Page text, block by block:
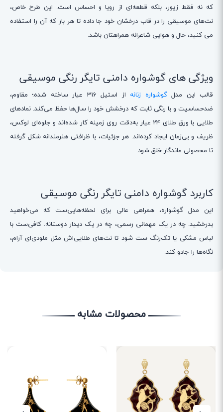
که نه فقط زیور، بلکه قطعه‌ای از رویا و احساس است. این طرح خاص،
نت‌های موسیقی را در قاب درخشان خود جا داده تا هر بار که آن را استفاده
می کنید، حال و هوایی شاعرانه همراهتان باشد.
ویژگی های گوشواره دامنی تایگر رنگی موسیقی
قالب این مدلگوشواره زنانه
از استیل 316 عیار ساخته شده؛ مقاوم،
ضدحساسیت و با رنگی ثابت که درخشش خود را سال‌ها حفظ می‌کند. نمادهای
طلایی با ورق طلای 24 عیار به‌دقت روی زمینه کار شده‌اند و جلوه‌ای لوکس،
ظریف و بی‌زمان ایجاد کرده‌اند. هر جزئیات، با ظرافتی هنرمندانه شکل گرفته
تا محصولی ماندگار خلق شود.
کاربرد گوشواره دامنی تایگر رنگی موسیقی
این مدل گوشواره، همراهی عالی برای لحظه‌هایی‌ست که می‌خواهید
بدرخشید. چه در یک مهمانی رسمی، چه در یک دیدار دوستانه. کافی‌ست با
لباس مشکی یا تک‌رنگ ست شود تا نت‌های طلایی‌اش مثل ملودی‌ای آرام،
نگاه‌ها را جادو کند.
محصولات مشابه